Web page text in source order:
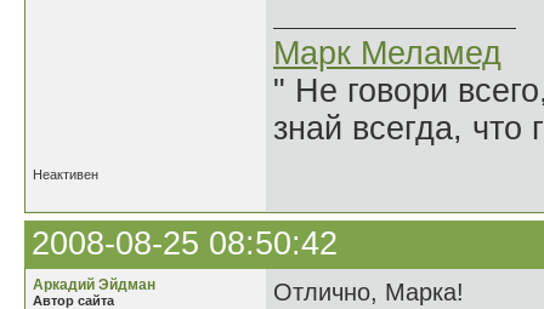
Марк Меламед
" Не говори
знай всегда, что
Неактивен
2008-08-25 08:50:42
Аркадий Эйдман
Автор сайта
Отлично, Марка!